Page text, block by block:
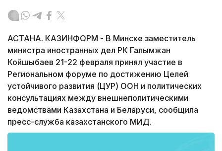
АСТАНА. КАЗИНФОРМ - В Минске заместитель
министра иностранных дел РК Галымжан
Койшыбаев 21-22 февраля принял участие в
Региональном форуме по достижению Целей
устойчивого развития (ЦУР) ООН и политических
консультациях между внешнеполитическими
ведомствами Казахстана и Беларуси, сообщила
пресс-служба казахстанского МИД.